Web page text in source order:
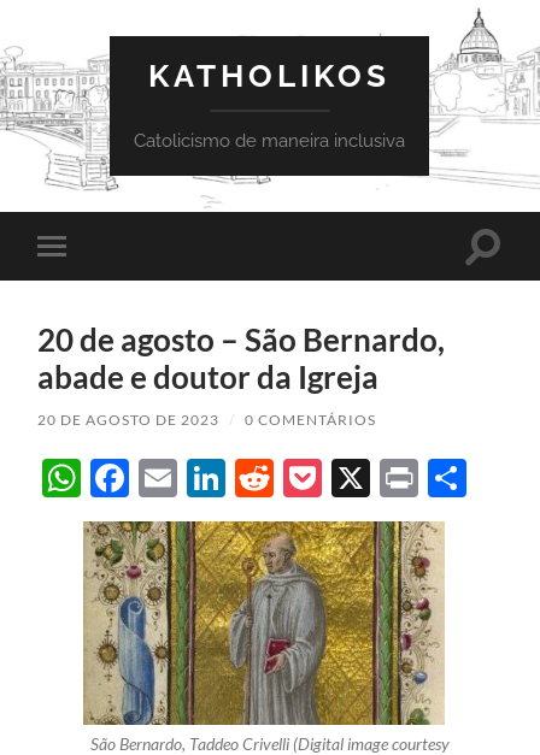
KATHOLIKOS
Catolicismo de maneira inclusiva
Toggle
mobile
Toggle
20 de agosto – São Bernardo,
abade e doutor da Igreja
20 DE AGOSTO DE 2023 / 0 COMENTÁRIOS
WhatsApp
Facebook
EmailLinkedIn
Reddit
Pocket
X Print
São Bernardo, Taddeo Crivelli (Digital image courtesy